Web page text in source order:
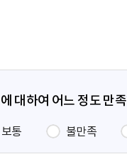
대하여 어느 정도 만
보통 불만족